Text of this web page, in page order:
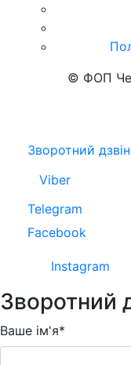
© ФОП
Зворотний
Viber
Telegram
Facebook
Instagram
Зворотний
Ваше ім'я*